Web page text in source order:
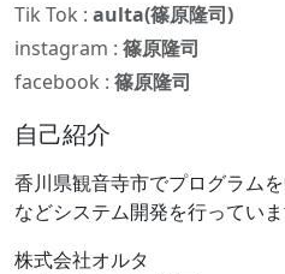
Tik Tok : aulta(篠原隆司)
instagram : 篠原隆司
facebook : 篠原隆司
自己紹介
香川県観音寺市でプログラム
などシステム開発を行っていま
株式会社オルタ